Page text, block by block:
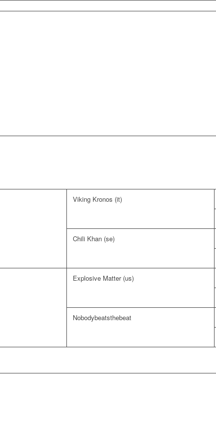
Viking Kronos (it)
Chili Khan (se)
Explosive Matter (us)
Nobodybeatsthebeat